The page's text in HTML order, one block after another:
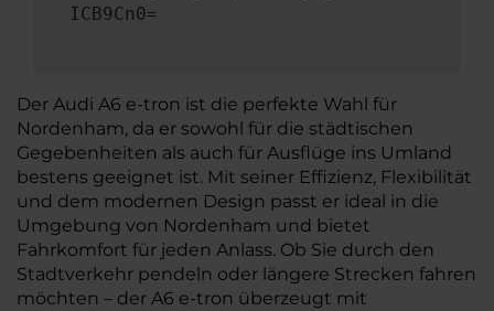
ICB9Cn0=
Der Audi A6 e-tron ist die perfekte Wahl für
Nordenham, da er sowohl für die städtischen
Gegebenheiten als auch für Ausflüge ins Umland
bestens geeignet ist. Mit seiner Effizienz, Flexibilität
und dem modernen Design passt er ideal in die
Umgebung von Nordenham und bietet
Fahrkomfort für jeden Anlass. Ob Sie durch den
Stadtverkehr pendeln oder längere Strecken fahren
möchten – der A6 e-tron überzeugt mit